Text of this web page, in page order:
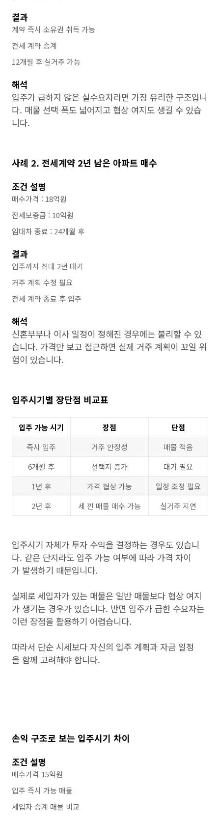
결과
계약 즉시 소유권 취득 가능
전세 계약 승계
12개월 후 실거주 가능
해석
입주가 급하지 않은 실수요자라면 가장 유리한 구조입니
다. 매물 선택 폭도 넓어지고 협상 여지도 생길 수 있습
니다.
사례 2. 전세계약 2년 남은 아파트 매수
조건 설명
매수가격 : 18억원
전세보증금 : 10억원
임대차 종료 : 24개월 후
결과
입주까지 최대 2년 대기
거주 계획 수정 필요
전세 계약 종료 후 입주
해석
신혼부부나 이사 일정이 정해진 경우에는 불리할 수 있
습니다. 가격만 보고 접근하면 실제 거주 계획이 꼬일 위
험이 있습니다.
입주시기별 장단점 비교표
입주 가능 시기 장점
단점
즉시 입주
거주 안정성
매물 적음
6개월 후
선택지 증가
대기 필요
1년 후
가격 협상 가능
일정 조정 필요
2년 후
세 낀 매물 매수 가능 실거주 지연
입주시기 자체가 투자 수익을 결정하는 경우도 있습니
다. 같은 단지라도 입주 가능 여부에 따라 가격 차이
가 발생하기 때문입니다.
실제로 세입자가 있는 매물은 일반 매물보다 협상 여지
가 생기는 경우가 있습니다. 반면 입주가 급한 수요자는
이런 장점을 활용하기 어렵습니다.
따라서 단순 시세보다 자신의 입주 계획과 자금 일정
을 함께 고려해야 합니다.
손익 구조로 보는 입주시기 차이
조건 설명
매수가격 15억원
입주 즉시 가능 매물
세입자 승계 매물 비교